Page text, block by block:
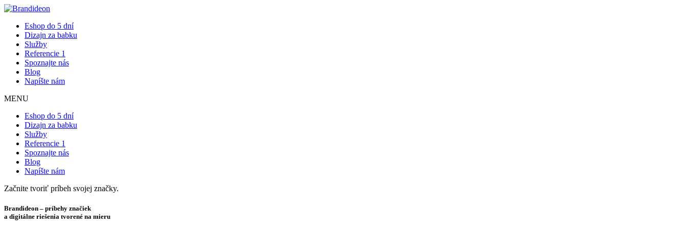
Eshop do 5 dní
Dizajn za babku
Služby
Referencie 1
Spoznajte nás
Blog
Napíšte nám
MENU
Eshop do 5 dní
Dizajn za babku
Služby
Referencie 1
Spoznajte nás
Blog
Napíšte nám
Začnite tvoriť príbeh svojej značky.
Brandideon – príbehy značiek
a digitálne riešenia tvorené na mieru